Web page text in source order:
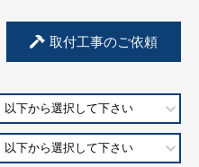
取付工事のご依頼
以下から選択して下さい
以下から選択して下さい